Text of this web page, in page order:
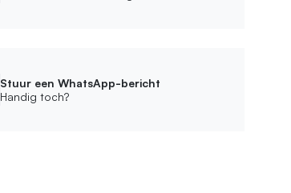
Stuur een WhatsApp-bericht
Handig toch?